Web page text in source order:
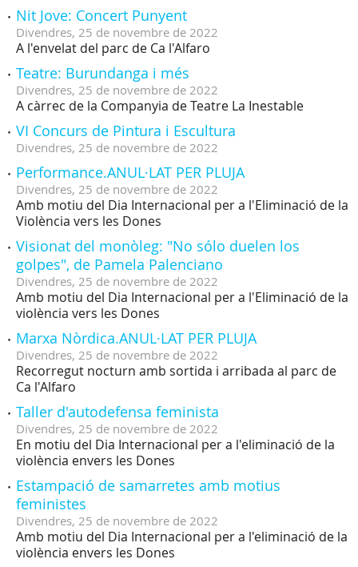
Nit Jove: Concert Punyent
Divendres, 25 de novembre de 2022
A l'envelat del parc de Ca l'Alfaro
Teatre: Burundanga i més
Divendres, 25 de novembre de 2022
A càrrec de la Companyia de Teatre La Inestable
VI Concurs de Pintura i Escultura
Divendres, 25 de novembre de 2022
Performance.ANUL·LAT PER PLUJA
Divendres, 25 de novembre de 2022
Amb motiu del Dia Internacional per a l'Eliminació de la
Violència vers les Dones
Visionat del monòleg: "No sólo duelen los
golpes", de Pamela Palenciano
Divendres, 25 de novembre de 2022
Amb motiu del Dia Internacional per a l'Eliminació de la
violència vers les Dones
Marxa Nòrdica.ANUL·LAT PER PLUJA
Divendres, 25 de novembre de 2022
Recorregut nocturn amb sortida i arribada al parc de
Ca l'Alfaro
Taller d'autodefensa feminista
Divendres, 25 de novembre de 2022
En motiu del Dia Internacional per a l'eliminació de la
violència envers les Dones
Estampació de samarretes amb motius
feministes
Divendres, 25 de novembre de 2022
Amb motiu del Dia Internacional per a l'eliminació de la
violència envers les Dones